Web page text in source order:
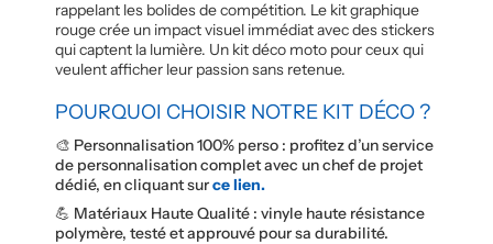
rappelant les bolides de compétition. Le kit graphique
rouge crée un impact visuel immédiat avec des stickers
qui captent la lumière. Un kit déco moto pour ceux qui
veulent afficher leur passion sans retenue.
POURQUOI CHOISIR NOTRE KIT DÉCO ?
🎨 Personnalisation 100% perso : profitez d’un service
de personnalisation complet avec un chef de projet
dédié, en cliquant surce lien.
💪 Matériaux Haute Qualité : vinyle haute résistance
polymère, testé et approuvé pour sa durabilité.